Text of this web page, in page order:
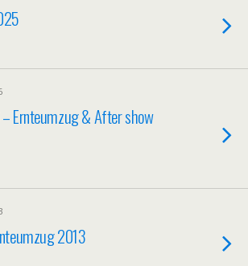
Ernteumzug & After show
2013